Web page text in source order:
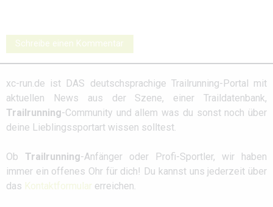
Schreibe einen Kommentar
xc-run.de ist DAS deutschsprachige Trailrunning-Portal mit
aktuellen News aus der Szene, einer Traildatenbank,
Trailrunning-Community und allem was du sonst noch über
deine Lieblingssportart wissen solltest.
Ob Trailrunning-Anfänger oder Profi-Sportler, wir haben
immer ein offenes Ohr für dich! Du kannst uns jederzeit über
das Kontaktformular erreichen.